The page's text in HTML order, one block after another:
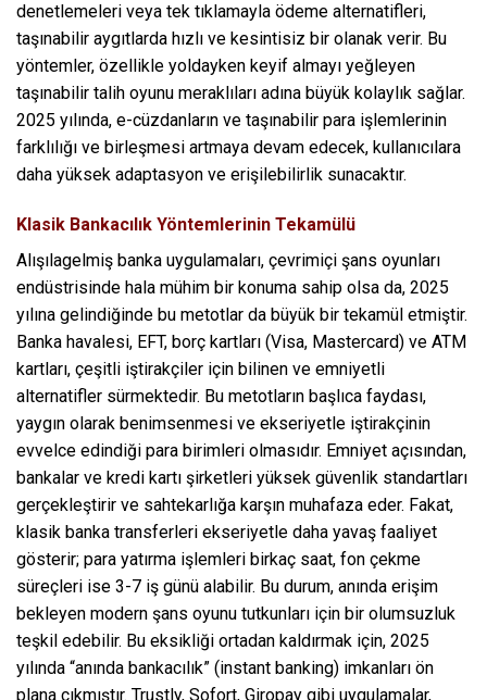
denetlemeleri veya tek tıklamayla ödeme alternatifleri,
taşınabilir aygıtlarda hızlı ve kesintisiz bir olanak verir. Bu
yöntemler, özellikle yoldayken keyif almayı yeğleyen
taşınabilir talih oyunu meraklıları adına büyük kolaylık sağlar.
2025 yılında, e-cüzdanların ve taşınabilir para işlemlerinin
farklılığı ve birleşmesi artmaya devam edecek, kullanıcılara
daha yüksek adaptasyon ve erişilebilirlik sunacaktır.
Klasik Bankacılık Yöntemlerinin Tekamülü
Alışılagelmiş banka uygulamaları, çevrimiçi şans oyunları
endüstrisinde hala mühim bir konuma sahip olsa da, 2025
yılına gelindiğinde bu metotlar da büyük bir tekamül etmiştir.
Banka havalesi, EFT, borç kartları (Visa, Mastercard) ve ATM
kartları, çeşitli iştirakçiler için bilinen ve emniyetli
alternatifler sürmektedir. Bu metotların başlıca faydası,
yaygın olarak benimsenmesi ve ekseriyetle iştirakçinin
evvelce edindiği para birimleri olmasıdır. Emniyet açısından,
bankalar ve kredi kartı şirketleri yüksek güvenlik standartları
gerçekleştirir ve sahtekarlığa karşın muhafaza eder. Fakat,
klasik banka transferleri ekseriyetle daha yavaş faaliyet
gösterir; para yatırma işlemleri birkaç saat, fon çekme
süreçleri ise 3-7 iş günü alabilir. Bu durum, anında erişim
bekleyen modern şans oyunu tutkunları için bir olumsuzluk
teşkil edebilir. Bu eksikliği ortadan kaldırmak için, 2025
yılında “anında bankacılık” (instant banking) imkanları ön
plana çıkmıştır. Trustly, Sofort, Giropay gibi uygulamalar,